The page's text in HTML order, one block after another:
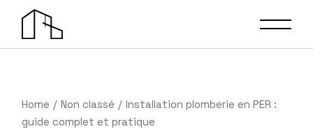
content
Home Non classé
Installation plomberie en PER :
guide complet et pratique